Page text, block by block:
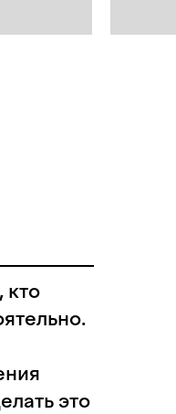
кто
это